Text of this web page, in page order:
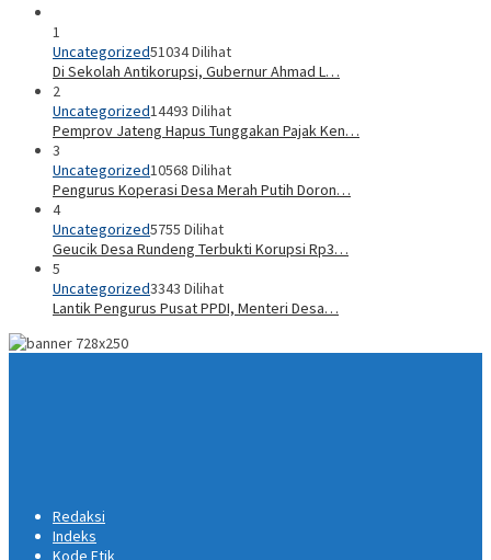
1
Uncategorized51034 Dilihat
Di Sekolah Antikorupsi, Gubernur Ahmad L…
2
Uncategorized14493 Dilihat
Pemprov Jateng Hapus Tunggakan Pajak Ken…
3
Uncategorized10568 Dilihat
Pengurus Koperasi Desa Merah Putih Doron…
4
Uncategorized5755 Dilihat
Geucik Desa Rundeng Terbukti Korupsi Rp3…
5
Uncategorized3343 Dilihat
Lantik Pengurus Pusat PPDI, Menteri Desa…
Redaksi
Indeks
Kode Etik